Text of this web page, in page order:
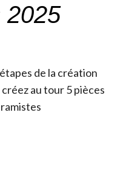
2025
de la création
au tour 5 pièces